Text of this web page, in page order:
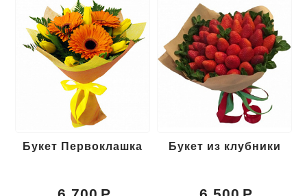
Букет Первоклашка Букет из клубники